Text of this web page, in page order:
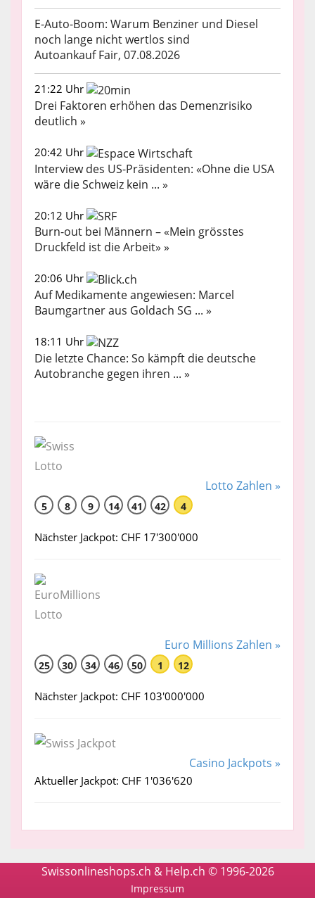
E-Auto-Boom: Warum Benziner und Diesel
noch lange nicht wertlos sind
Autoankauf Fair, 07.08.2026
21:22 Uhr
Drei Faktoren erhöhen das Demenzrisiko
deutlich »
20:42 Uhr
Interview des US-Präsidenten: «Ohne die USA
wäre die Schweiz kein ... »
20:12 Uhr
Burn-out bei Männern – «Mein grösstes
Druckfeld ist die Arbeit» »
20:06 Uhr
Auf Medikamente angewiesen: Marcel
Baumgartner aus Goldach SG ... »
18:11 Uhr
Die letzte Chance: So kämpft die deutsche
Autobranche gegen ihren ... »
Lotto Zahlen »
5 8 9 14 41 42 4
Nächster Jackpot: CHF 17'300'000
Euro Millions Zahlen »
25 30 34 46 50 1 12
Nächster Jackpot: CHF 103'000'000
Casino Jackpots »
Aktueller Jackpot: CHF 1'036'620
Swissonlineshops.ch & Help.ch © 1996-2026
Impressum